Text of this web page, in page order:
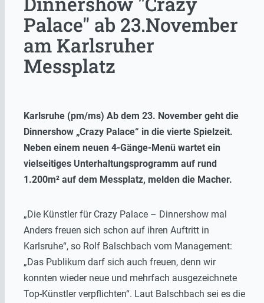
Palace" ab 23.November
am Karlsruher
Messplatz
Karlsruhe (pm/ms) Ab dem 23. November geht die
Dinnershow „Crazy Palace“ in die vierte Spielzeit.
Neben einem neuen 4-Gänge-Menü wartet ein
vielseitiges Unterhaltungsprogramm auf rund
1.200m² auf dem Messplatz, melden die Macher.
„Die Künstler für Crazy Palace – Dinnershow mal
Anders freuen sich schon auf ihren Auftritt in
Karlsruhe“, so Rolf Balschbach vom Management:
„Das Publikum darf sich auch freuen, denn wir
konnten wieder neue und mehrfach ausgezeichnete
Top-Künstler verpflichten“. Laut Balschbach sei es die